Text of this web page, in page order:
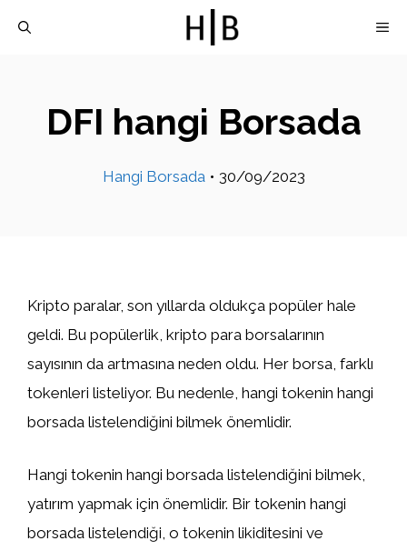
DFI hangi Borsada
Hangi Borsada • 30/09/2023
Kripto paralar, son yıllarda oldukça popüler hale
geldi. Bu popülerlik, kripto para borsalarının
sayısının da artmasına neden oldu. Her borsa, farklı
tokenleri listeliyor. Bu nedenle, hangi tokenin hangi
borsada listelendiğini bilmek önemlidir.
Hangi tokenin hangi borsada listelendiğini bilmek,
yatırım yapmak için önemlidir. Bir tokenin hangi
borsada listelendiği, o tokenin likiditesini ve